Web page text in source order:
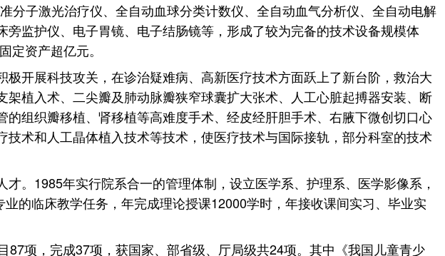
子激光治疗仪、全自动血球分类计数仪、全自动血气分析仪、全自动电解
监护仪、电子胃镜、电子结肠镜等，形成了较为完备的技术设备规模体
资产超亿元。
开展科技攻关，在诊治疑难病、高新医疗技术方面跃上了新台阶，救治大
植入术、二尖瓣及肺动脉瓣狭窄球囊扩大张术、人工心脏起搏器安装、断
组织瓣移植、肾移植等高难度手术、经皮经肝胆手术、右腋下微创切口心
术和人工晶体植入技术等技术，使医疗技术与国际接轨，部分科室的技术
。1985年实行院系合一的管理体制，设立医学系、护理系、医学影像系，
的临床教学任务，年完成理论授课12000学时，年接收课间实习、毕业实
87项，完成37项，获国家、部省级、厅局级共24项。其中《我国儿童青少